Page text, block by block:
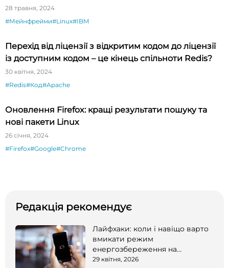
28 травня, 2024
#Мейнфрейми#Linux#IBM
Перехід від ліцензії з відкритим кодом до ліцензії
із доступним кодом – це кінець спільноти Redis?
30 квітня, 2024
#Redis#Код#Apache
Оновлення Firefox: кращі результати пошуку та
нові пакети Linux
26 січня, 2024
#Firefox#Google#Chrome
Редакція рекомендує
Лайфхаки: коли і навіщо варто
вмикати режим
енергозбереження на
смартфоні
29 квітня, 2026